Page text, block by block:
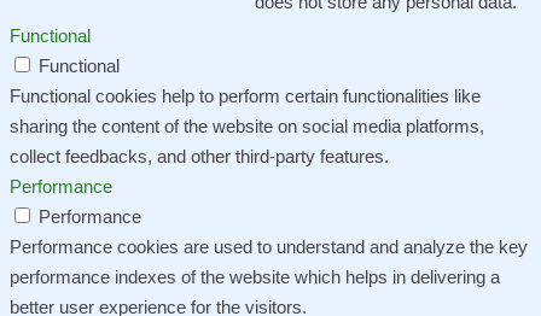
Functional
Functional
Functional cookies help to perform certain functionalities like
sharing the content of the website on social media platforms,
collect feedbacks, and other third-party features.
Performance
Performance
Performance cookies are used to understand and analyze the key
performance indexes of the website which helps in delivering a
better user experience for the visitors.